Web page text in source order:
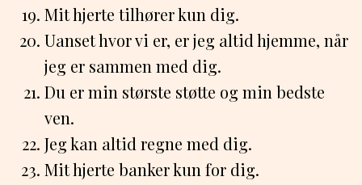
Mit hjerte tilhører kun dig.
Uanset hvor vi er, er jeg altid hjemme, når
jeg er sammen med dig.
Du er min største støtte og min bedste
ven.
Jeg kan altid regne med dig.
Mit hjerte banker kun for dig.